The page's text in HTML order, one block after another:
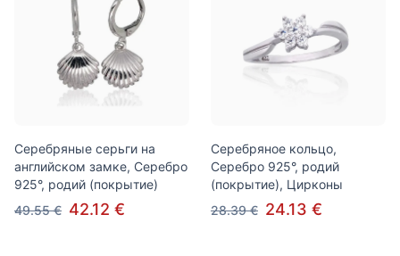
Серебряные серьги на
английском замке, Серебро
925°, родий (покрытие)
49.55 € 42.12 €
Серебряное кольцо,
Серебро 925°, родий
(покрытие), Цирконы
28.39 € 24.13 €